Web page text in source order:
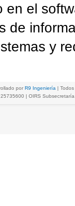
en el
de
y
por R9 Ingeniería |
| OIRS